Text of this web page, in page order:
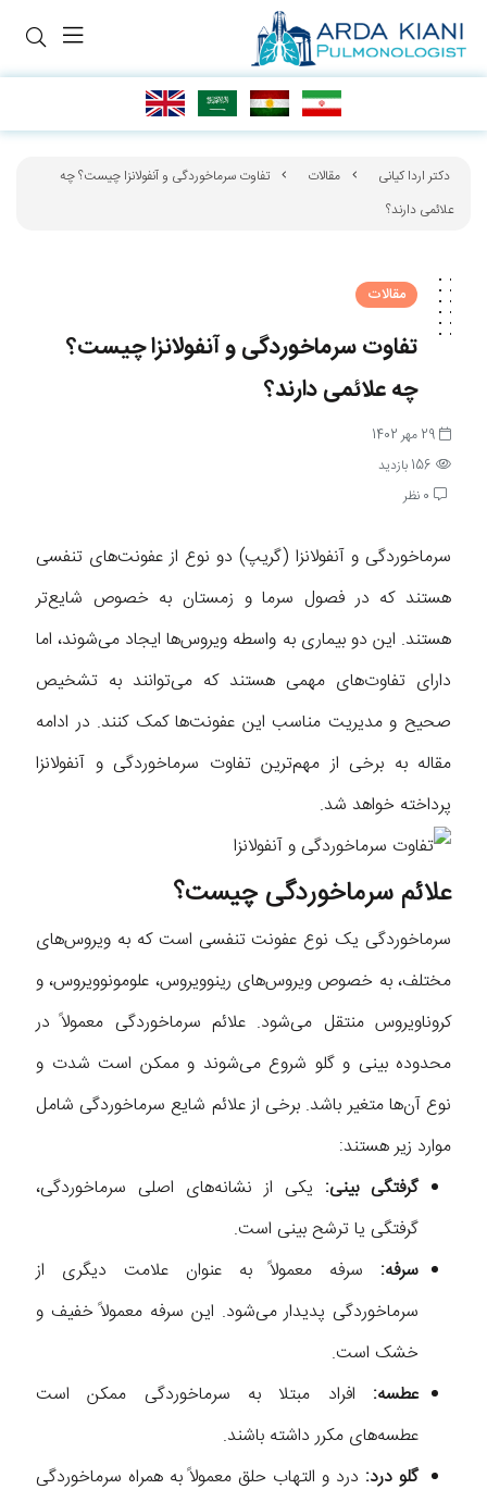
دکتر اردا کیانی مقالات
تفاوت سرماخوردگی و آنفولانزا چیست؟ چه
علائمی دارند؟
مقالات
تفاوت سرماخوردگی و آنفولانزا چیست؟
چه علائمی دارند؟
29 مهر 1402
156 بازدید
0 نظر
سرماخوردگی و آنفولانزا (گریپ) دو نوع از عفونت‌های تنفسی
هستند که در فصول سرما و زمستان به خصوص شایع‌تر
هستند. این دو بیماری به واسطه ویروس‌ها ایجاد می‌شوند، اما
دارای تفاوت‌های مهمی هستند که می‌توانند به تشخیص
صحیح و مدیریت مناسب این عفونت‌ها کمک کنند. در ادامه
مقاله به برخی از مهم‌ترین تفاوت سرماخوردگی و آنفولانزا
پرداخته خواهد شد.
علائم سرماخوردگی چیست؟
سرماخوردگی یک نوع عفونت تنفسی است که به ویروس‌های
مختلف، به خصوص ویروس‌های رینوویروس، علومونوویروس، و
کروناویروس منتقل می‌شود. علائم سرماخوردگی معمولاً در
محدوده بینی و گلو شروع می‌شوند و ممکن است شدت و
نوع آن‌ها متغیر باشد. برخی از علائم شایع سرماخوردگی شامل
موارد زیر هستند:
گرفتگی بینی: یکی از نشانه‌های اصلی سرماخوردگی،
گرفتگی یا ترشح بینی است.
سرفه: سرفه معمولاً به عنوان علامت دیگری از
سرماخوردگی پدیدار می‌شود. این سرفه معمولاً خفیف و
خشک است.
عطسه: افراد مبتلا به سرماخوردگی ممکن است
عطسه‌های مکرر داشته باشند.
گلو درد: درد و التهاب حلق معمولاً به همراه سرماخوردگی